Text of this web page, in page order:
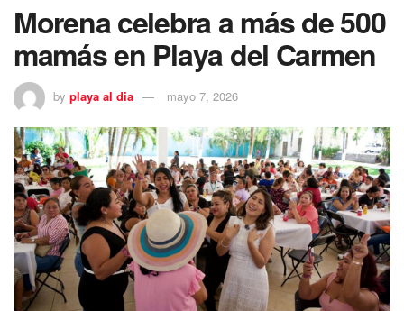
Morena celebra a más de 500
mamás en Playa del Carmen
by playa al dia mayo 7, 2026